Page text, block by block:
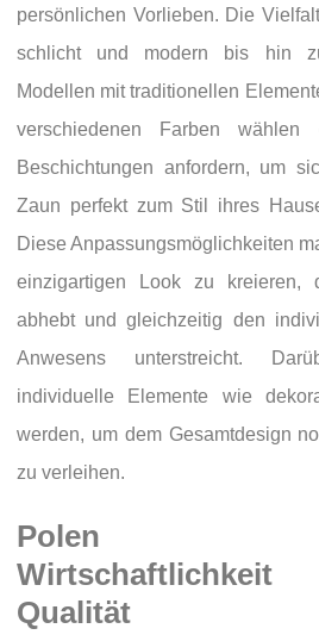
persönlichen Vorlieben. Die
schlicht und modern bis hin
Modellen mit traditionellen
verschiedenen Farben
Beschichtungen anfordern, um
Zaun perfekt zum Stil ihres
Diese Anpassungsmöglichkeiten
einzigartigen Look zu kreieren,
abhebt und gleichzeitig den
Anwesens unterstreicht.
individuelle Elemente wie
werden, um dem Gesamtdesign
zu verleihen.
Polen
Qualität